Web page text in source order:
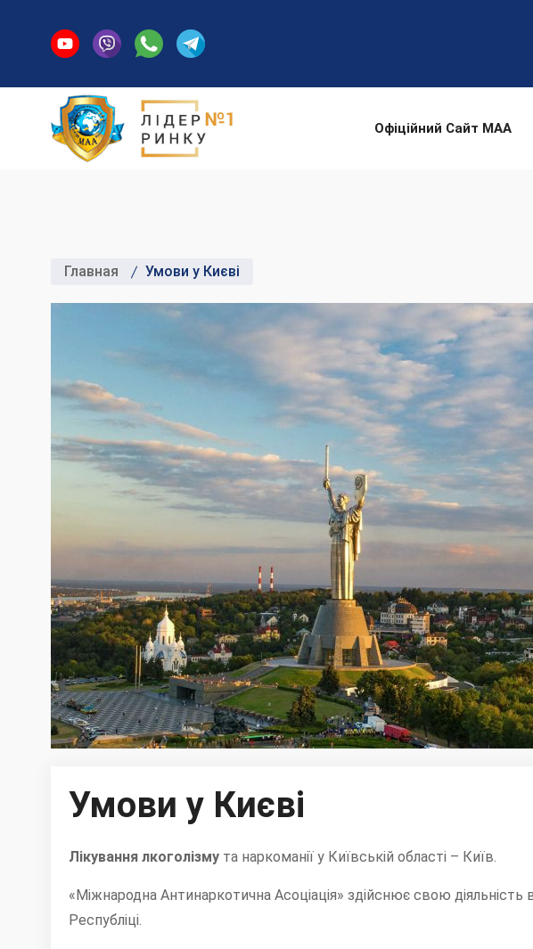
Офіційний Сайт МАА
Главная Умови у Києві
Умови у Києві
Лікування лкоголізму та наркоманії у Київській області – Київ.
«Міжнародна Антинаркотична Асоціація» здійснює свою діяльність
Республіці.